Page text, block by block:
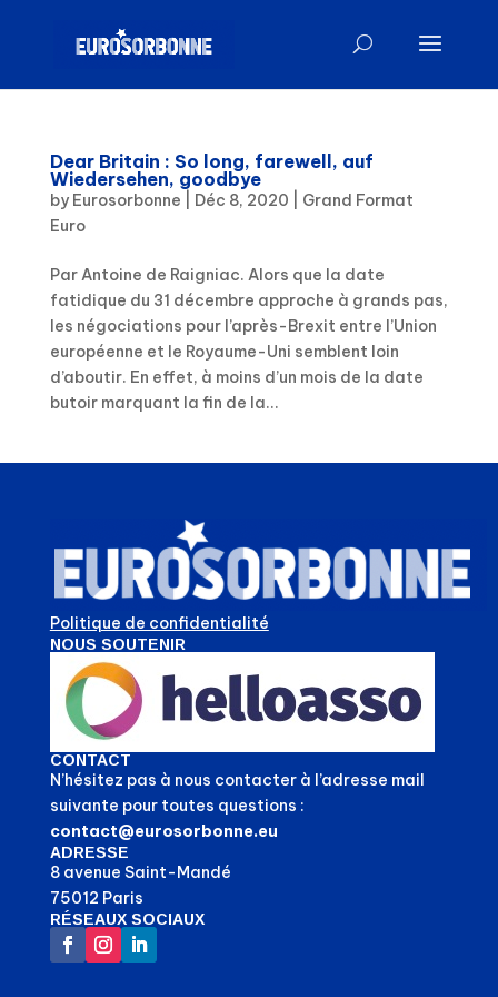
Dear Britain : So long, farewell, auf
Wiedersehen, goodbye
by Eurosorbonne Déc 8, 2020
Grand Format
Euro
Par Antoine de Raigniac. Alors que la date
fatidique du 31 décembre approche à grands pas,
les négociations pour l’après-Brexit entre l’Union
européenne et le Royaume-Uni semblent loin
d’aboutir. En effet, à moins d’un mois de la date
butoir marquant la fin de la...
Politique de confidentialité
NOUS SOUTENIR
CONTACT
N’hésitez pas à nous contacter à l’adresse mail
suivante pour toutes questions :
contact@eurosorbonne.eu
ADRESSE
8 avenue Saint-Mandé
75012 Paris
RÉSEAUX SOCIAUX